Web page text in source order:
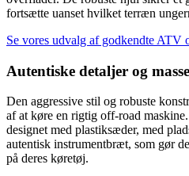
fortsætte uanset hvilket terræn
Se vores udvalg af godkendte ATV
Autentiske detaljer og
Den aggressive stil og robuste
af at køre en rigtig off-road
designet med plastiksæder, med
autentisk instrumentbræt, som gør
på deres køretøj.